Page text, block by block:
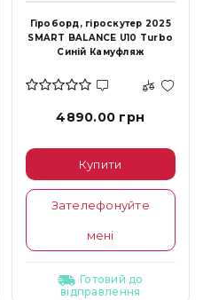
Гіроборд, гіроскутер 2025
SMART BALANCE U10 Turbo
Синій Камуфляж
4890.00 грн
Купити
Зателефонуйте
мені
Готовий до
відправлення